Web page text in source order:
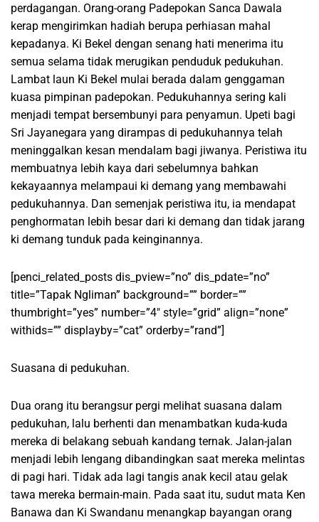
perdagangan. Orang-orang Padepokan Sanca Dawala
kerap mengirimkan hadiah berupa perhiasan mahal
kepadanya. Ki Bekel dengan senang hati menerima itu
semua selama tidak merugikan penduduk pedukuhan.
Lambat laun Ki Bekel mulai berada dalam genggaman
kuasa pimpinan padepokan. Pedukuhannya sering kali
menjadi tempat bersembunyi para penyamun. Upeti bagi
Sri Jayanegara yang dirampas di pedukuhannya telah
meninggalkan kesan mendalam bagi jiwanya. Peristiwa itu
membuatnya lebih kaya dari sebelumnya bahkan
kekayaannya melampaui ki demang yang membawahi
pedukuhannya. Dan semenjak peristiwa itu, ia mendapat
penghormatan lebih besar dari ki demang dan tidak jarang
ki demang tunduk pada keinginannya.
[penci_related_posts dis_pview=”no” dis_pdate=”no”
title=”Tapak Ngliman” background=”” border=””
thumbright=”yes” number=”4″ style=”grid” align=”none”
withids=”” displayby=”cat” orderby=”rand”]
Suasana di pedukuhan.
Dua orang itu berangsur pergi melihat suasana dalam
pedukuhan, lalu berhenti dan menambatkan kuda-kuda
mereka di belakang sebuah kandang ternak. Jalan-jalan
menjadi lebih lengang dibandingkan saat mereka melintas
di pagi hari. Tidak ada lagi tangis anak kecil atau gelak
tawa mereka bermain-main. Pada saat itu, sudut mata Ken
Banawa dan Ki Swandanu menangkap bayangan orang